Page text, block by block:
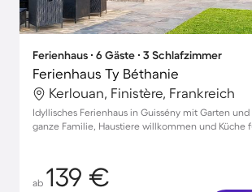
Ferienhaus ∙ 6 Gäste ∙ 3 Schlafzimmer
Ferienhaus Ty Béthanie
Kerlouan, Finistère, Frankreich
Idyllisches Ferienhaus in Guissény mit Garten
ganze Familie, Haustiere willkommen und Küche
ab 139 €